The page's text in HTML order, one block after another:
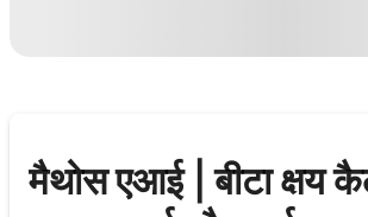
मैथोस एआई | बीटा क्षय